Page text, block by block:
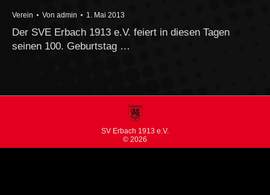
Verein Von admin 1. Mai 2013
Der SVE Erbach 1913 e.V. feiert in diesen Tagen
seinen 100. Geburtstag …
SV Erbach 1913 e.V.
© 2026